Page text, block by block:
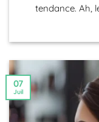
tendance. Ah,
07
Juil